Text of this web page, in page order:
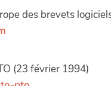
des brevets
(23 février 1994)